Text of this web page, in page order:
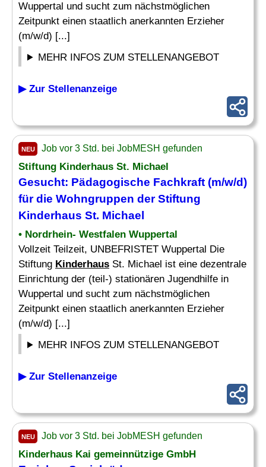
Wuppertal und sucht zum nächstmöglichen
Zeitpunkt einen staatlich anerkannten Erzieher
(m/w/d) [...]
MEHR INFOS ZUM STELLENANGEBOT
▶ Zur Stellenanzeige
NEU Job vor 3 Std. bei JobMESH gefunden
Stiftung Kinderhaus St. Michael
Gesucht: Pädagogische Fachkraft (m/w/d)
für die Wohngruppen der Stiftung
Kinderhaus St. Michael
• Nordrhein- Westfalen Wuppertal
Vollzeit Teilzeit, UNBEFRISTET Wuppertal Die
Stiftung Kinderhaus St. Michael ist eine dezentrale
Einrichtung der (teil-) stationären Jugendhilfe in
Wuppertal und sucht zum nächstmöglichen
Zeitpunkt einen staatlich anerkannten Erzieher
(m/w/d) [...]
MEHR INFOS ZUM STELLENANGEBOT
▶ Zur Stellenanzeige
NEU Job vor 3 Std. bei JobMESH gefunden
Kinderhaus Kai gemeinnützige GmbH